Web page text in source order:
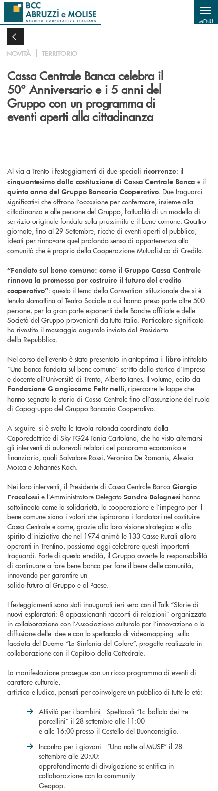
Salta al contenuto principale
MENU
NOVITÀ TERRITORIO
Cassa Centrale Banca celebra il
50° Anniversario e i 5 anni del
Gruppo con un programma di
eventi aperti alla cittadinanza
Al via a Trento i festeggiamenti di due speciali ricorrenze: il
cinquantesimo dalla costituzione di Cassa Centrale Banca e il
quinto anno del Gruppo Bancario Cooperativo. Due traguardi
significativi che offrono l’occasione per confermare, insieme alla
cittadinanza e alle persone del Gruppo, l’attualità di un modello di
servizio originale fondato sulla prossimità e il bene comune. Quattro
giornate, fino al 29 Settembre, ricche di eventi aperti al pubblico,
ideati per rinnovare quel profondo senso di appartenenza alla
comunità che è proprio della Cooperazione Mutualistica di Credito.
“Fondato sul bene comune: come il Gruppo Cassa Centrale
rinnova la promessa per costruire il futuro del credito
cooperativo”: questo il tema della Convention istituzionale che si è
tenuta stamattina al Teatro Sociale a cui hanno preso parte oltre 500
persone, per la gran parte esponenti delle Banche affiliate e delle
Società del Gruppo provenienti da tutta Italia. Particolare significato
ha rivestito il messaggio augurale inviato dal Presidente
della Repubblica.
Nel corso dell’evento è stato presentato in anteprima il libro intitolato
“Una banca fondata sul bene comune” scritto dallo storico d’impresa
e docente all’Università di Trento, Alberto Ianes. Il volume, edito da
Fondazione Giangiacomo Feltrinelli, ripercorre le tappe che
hanno segnato la storia di Cassa Centrale fino all’assunzione del ruolo
di Capogruppo del Gruppo Bancario Cooperativo.
A seguire, si è svolta la tavola rotonda coordinata dalla
Caporedattrice di Sky TG24 Tonia Cartolano, che ha visto alternarsi
gli interventi di autorevoli relatori del panorama economico e
finanziario, quali Salvatore Rossi, Veronica De Romanis, Alessia
Mosca e Johannes Koch.
Nei loro interventi, il Presidente di Cassa Centrale Banca Giorgio
Fracalossi e l’Amministratore Delegato Sandro Bolognesi hanno
sottolineato come la solidarietà, la cooperazione e l’impegno per il
bene comune siano i valori che ispirarono i fondatori nel costituire
Cassa Centrale e come, grazie alla loro visione strategica e allo
spirito d’iniziativa che nel 1974 animò le 133 Casse Rurali allora
operanti in Trentino, possiamo oggi celebrare questi importanti
traguardi. Forte di questa eredità, il Gruppo avverte la responsabilità
di continuare a fare bene banca per fare il bene delle comunità,
innovando per garantire un
solido futuro al Gruppo e al Paese.
I festeggiamenti sono stati inaugurati ieri sera con il Talk “Storie di
nuovi esploratori: 8 appassionanti racconti di relazioni” organizzato
in collaborazione con l’Associazione culturale per l’innovazione e la
diffusione delle idee e con lo spettacolo di videomapping sulla
facciata del Duomo “La Sinfonia del Colore”, progetto realizzato in
collaborazione con il Capitolo della Cattedrale.
La manifestazione prosegue con un ricco programma di eventi di
carattere culturale,
artistico e ludico, pensati per coinvolgere un pubblico di tutte le età:
Attività per i bambini - Spettacoli “La ballata dei tre
porcellini” il 28 settembre alle 11:00
e alle 16:00 presso il Castello del Buonconsiglio.
Incontro per i giovani - “Una notte al MUSE” il 28
settembre alle 20:00:
approfondimento di divulgazione scientifica in
collaborazione con la community
Geopop.